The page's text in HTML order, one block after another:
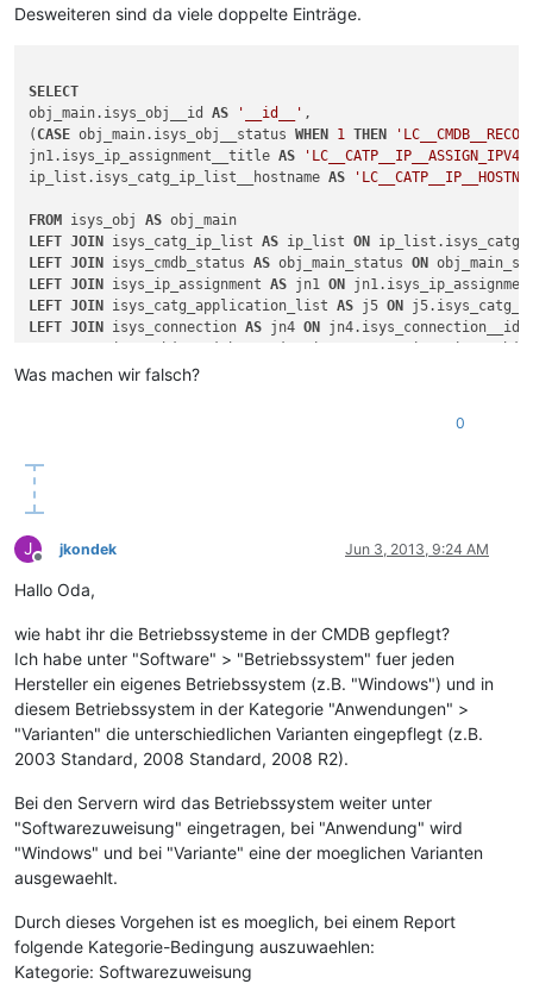
Desweiteren sind da viele doppelte Einträge.
SELECT
obj_main.isys_obj__id AS '__id__' ,
( CASE obj_main.isys_obj__status WHEN 1 THEN
jn1.isys_ip_assignment__title AS
ip_list.isys_catg_ip_list__hostname AS
FROM isys_obj AS
LEFT JOIN isys_catg_ip_list AS ip_list ON
LEFT JOIN isys_cmdb_status AS obj_main_status ON
LEFT JOIN isys_ip_assignment AS jn1 ON
LEFT JOIN isys_catg_application_list AS j5 ON
LEFT JOIN isys_connection AS jn4 ON jn4.isys_connection__id
AND
AND
AND
jn4.isys_connection__isys_obj__id !=
'5541'
AND
jn4.isys_connection__isys_obj__id
AND jn4.isys_connection__isys_obj__id
AND jn4.isys_connection__isys_obj__id !=
'7843'
AND
jn4.isys_connection__isys_obj__id
'5540'
AND jn4.isys_connection__isys_obj__id !=
'7947'
AND obj_main.isys_obj__status =
2
AND (obj_main.isys_obj__isys_obj_type__id = 59 OR
Was machen wir falsch?
0
J
Offline
jkondek Jun 3, 2013, 9:24 AM
Hallo Oda,
wie habt ihr die Betriebssysteme in der CMDB gepflegt?
Ich habe unter "Software" > "Betriebssystem" fuer jeden
Hersteller ein eigenes Betriebssystem (z.B. "Windows") und in
diesem Betriebssystem in der Kategorie "Anwendungen" >
"Varianten" die unterschiedlichen Varianten eingepflegt (z.B.
2003 Standard, 2008 Standard, 2008 R2).
Bei den Servern wird das Betriebssystem weiter unter
"Softwarezuweisung" eingetragen, bei "Anwendung" wird
"Windows" und bei "Variante" eine der moeglichen Varianten
ausgewaehlt.
Durch dieses Vorgehen ist es moeglich, bei einem Report
folgende Kategorie-Bedingung auszuwaehlen:
Kategorie: Softwarezuweisung